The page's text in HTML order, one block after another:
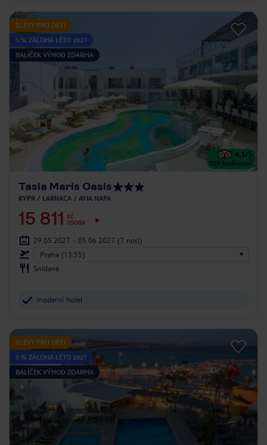
SLEVY PRO DĚTI
5 % ZÁLOHA LÉTO 2027
BALÍČEK VÝHOD ZDARMA
4.3/5
523 hodnocení
Tasia Maris Oasis
KYPR LARNACA AYIA NAPA
15 811
KČ
OSOBA
29.05.2027 - 05.06.2027 (7 nocí)
Praha (13:55)
Snídaně
moderní hotel
SLEVY PRO DĚTI
5 % ZÁLOHA LÉTO 2027
BALÍČEK VÝHOD ZDARMA